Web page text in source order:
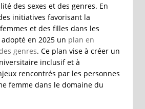
des sexes et des genres. En
initiatives favorisant la
et des filles dans les
adopté en 2025 un plan en
genres. Ce plan vise à créer un
inclusif et à
rencontrés par les personnes
femme dans le domaine du